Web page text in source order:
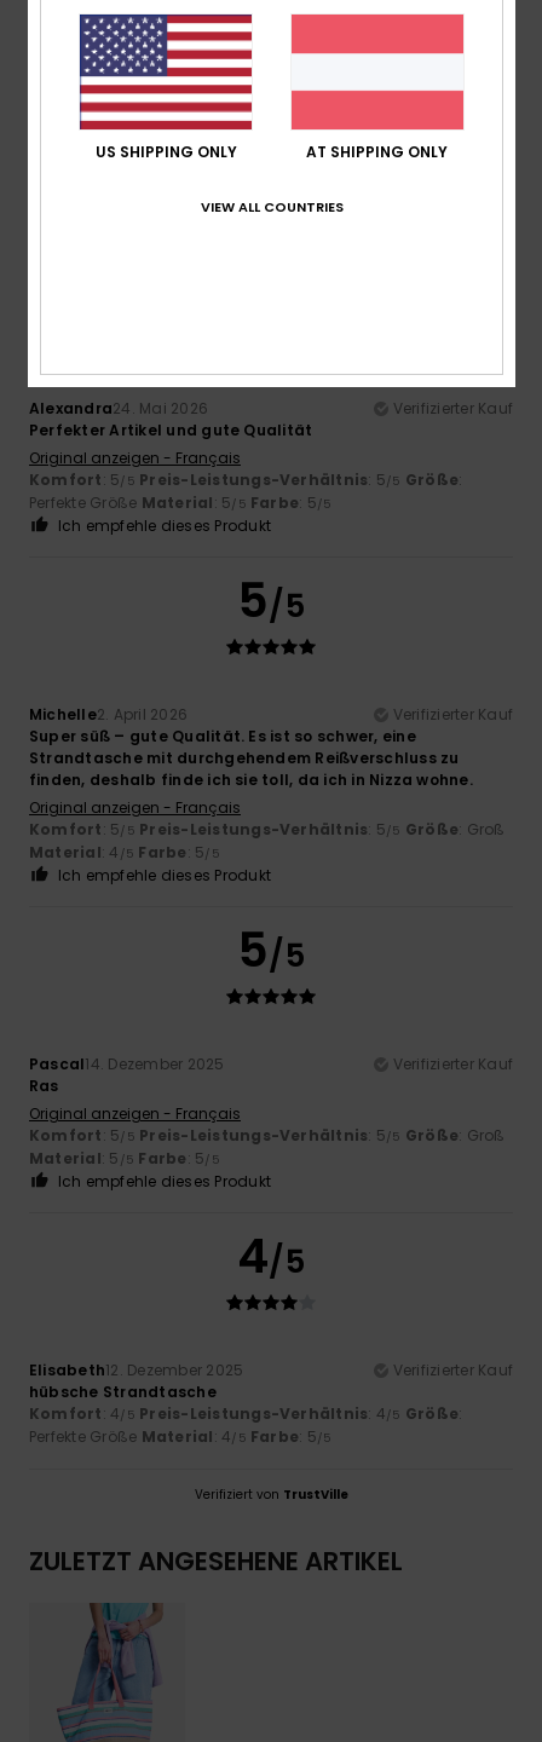
5 /5
Jennifer20. Juni 2026
Verifizierter Kauf
Gute Größe und schönes Design
Alexandra24. Mai 2026
Verifizierter Kauf
Perfekter Artikel und gute Qualität
Original anzeigen - Français
Komfort: 5/5 Preis-Leistungs-Verhältnis: 5/5 Größe:
Perfekte Größe Material: 5/5 Farbe: 5/5
Ich empfehle dieses Produkt
5/5
Michelle2. April 2026
Verifizierter Kauf
Super süß – gute Qualität. Es ist so schwer, eine
Strandtasche mit durchgehendem Reißverschluss zu
finden, deshalb finde ich sie toll, da ich in Nizza wohne.
Original anzeigen - Français
Komfort: 5/5 Preis-Leistungs-Verhältnis: 5/5 Größe: Groß
Material: 4 /5 Farbe: 5/5
Ich empfehle dieses Produkt
5/5
Pascal14. Dezember 2025
Verifizierter Kauf
Ras
Original anzeigen - Français
Komfort: 5/5 Preis-Leistungs-Verhältnis: 5/5 Größe: Groß
Material: 5 /5 Farbe: 5/5
Ich empfehle dieses Produkt
4/5
Elisabeth12. Dezember 2025
Verifizierter Kauf
hübsche Strandtasche
Komfort: 4/5 Preis-Leistungs-Verhältnis: 4/5 Größe:
Perfekte Größe Material: 4/5 Farbe: 5/5
Verifiziert von TrustVille
ZULETZT ANGESEHENE ARTIKEL
US SHIPPING ONLY AT SHIPPING ONLY
VIEW ALL COUNTRIES